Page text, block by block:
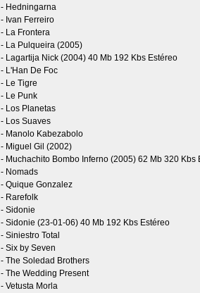
- Hedningarna
- Ivan Ferreiro
- La Frontera
- La Pulqueira (2005)
- Lagartija Nick (2004) 40 Mb 192 Kbs Estéreo
- L'Han De Foc
- Le Tigre
- Le Punk
- Los Planetas
- Los Suaves
- Manolo Kabezabolo
- Miguel Gil (2002)
- Muchachito Bombo Inferno (2005) 62 Mb 320 Kbs
- Nomads
- Quique Gonzalez
- Rarefolk
- Sidonie
- Sidonie (23-01-06) 40 Mb 192 Kbs Estéreo
- Siniestro Total
- Six by Seven
- The Soledad Brothers
- The Wedding Present
- Vetusta Morla